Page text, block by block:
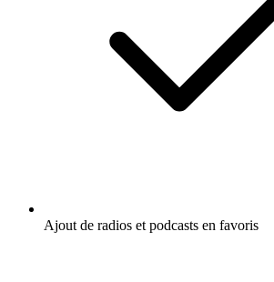
Ajout de radios et podcasts en favoris